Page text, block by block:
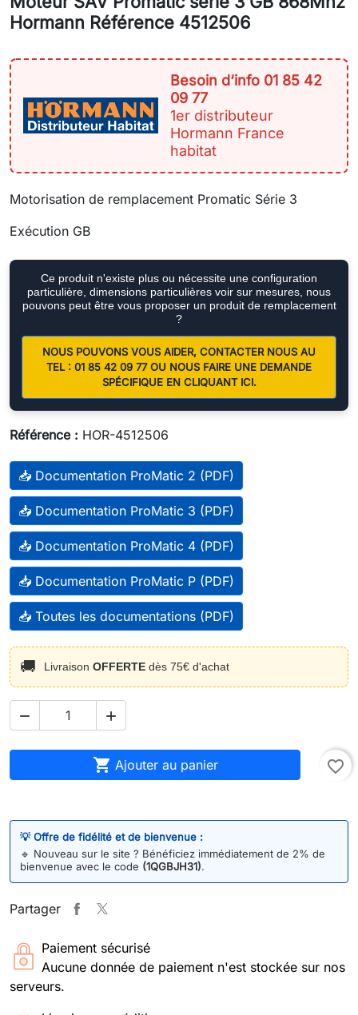
Hormann Référence 4512506
Besoin d‘info 01 85 42
09 77
1er distributeur
Hormann France
habitat
Motorisation de remplacement Promatic Série 3
Exécution GB
Ce produit n'existe plus ou nécessite une configuration
particulière, dimensions particulières voir sur mesures, nous
pouvons peut être vous proposer un produit de remplacement
?
NOUS POUVONS VOUS AIDER, CONTACTER NOUS AU
TEL : 01 85 42 09 77 OU NOUS FAIRE UNE DEMANDE
SPÉCIFIQUE EN CLIQUANT ICI.
Référence : HOR-4512506
📥 Documentation ProMatic 2 (PDF)
📥 Documentation ProMatic 3 (PDF)
📥 Documentation ProMatic 4 (PDF)
📥 Documentation ProMatic P (PDF)
📥 Toutes les documentations (PDF)
🚚 Livraison OFFERTE dès 75€ d'achat
 
 Ajouter au panier favorite_border
💡 Offre de fidélité et de bienvenue :
🔹 Nouveau sur le site ? Bénéficiez immédiatement de 2% de
bienvenue avec le code (1QGBJH31).
Partager
Paiement sécurisé
Aucune donnée de paiement n'est stockée sur nos
serveurs.